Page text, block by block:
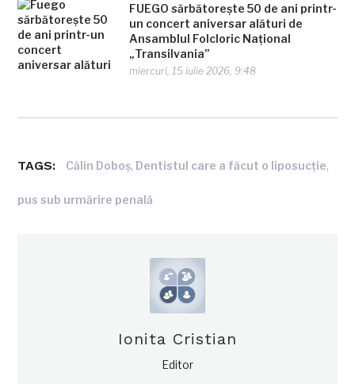
FUEGO sărbătorește 50 de ani printr-
un concert aniversar alături de
Ansamblul Folcloric Național
„Transilvania”
miercuri, 15 iulie 2026, 9:48
TAGS: Călin Doboş, Dentistul care a făcut o liposucţie,
pus sub urmărire penală
Ionita Cristian
Editor